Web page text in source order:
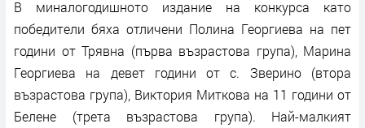
В миналогодишното издание на конкурса като
победители бяха отличени Полина Георгиева на пет
години от Трявна (първа възрастова група), Марина
Георгиева на девет години от с. Зверино (втора
възрастова група), Виктория Миткова на 11 години от
Белене (трета възрастова група). Най-малкият